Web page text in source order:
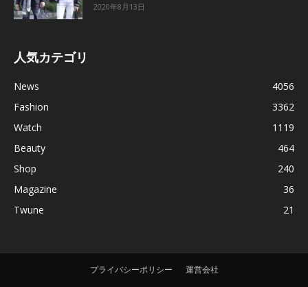
2020年8月13日
人気カテゴリ
News
4056
Fashion
3362
Watch
1119
Beauty
464
Shop
240
Magazine
36
Twune
21
プライバシーポリシー 運営会社